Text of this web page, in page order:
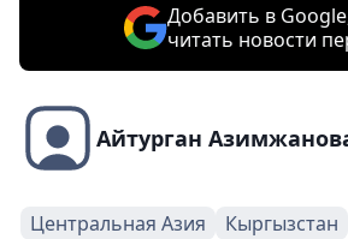
Добавить в
читать новости
Айтурган
Центральная Азия Кыргызстан